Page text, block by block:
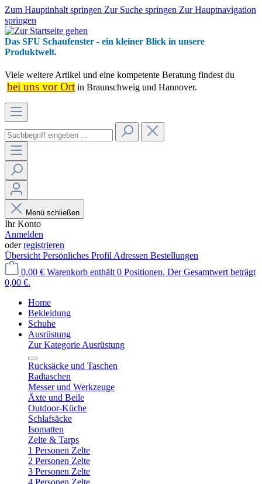
Zum Hauptinhalt springen Zur Suche springen Zur Hauptnavigation
springen
Das SFU Schaufenster - ein kleiner Blick in unsere
Produktwelt.
Viele weitere Artikel und eine kompetente Beratung findest du
bei uns vor Ort in Braunschweig und Hannover.
Menü schließen
Ihr Konto
Anmelden
oderregistrieren
Übersicht Persönliches Profil Adressen Bestellungen
0,00 € Warenkorb enthält 0 Positionen. Der Gesamtwert beträgt
0,00 €.
Home
Bekleidung
Schuhe
Ausrüstung
Zur Kategorie Ausrüstung
Rucksäcke und Taschen
Radtaschen
Messer und Werkzeuge
Äxte und Beile
Outdoor-Küche
Schlafsäcke
Isomatten
Zelte & Tarps
1 Personen Zelte
2 Personen Zelte
3 Personen Zelte